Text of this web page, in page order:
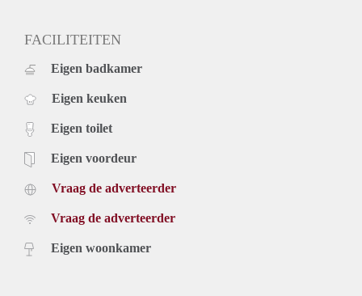
FACILITEITEN
Eigen badkamer
Eigen keuken
Eigen toilet
Eigen voordeur
Vraag de adverteerder
Vraag de adverteerder
Eigen woonkamer